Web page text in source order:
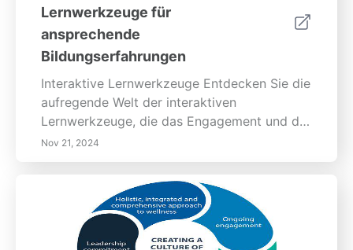
Lernwerkzeuge für
ansprechende
Bildungserfahrungen
Interaktive Lernwerkzeuge Entdecken Sie die
aufregende Welt der interaktiven
Lernwerkzeuge, die das Engagement und die
Motivation der Schüler steigern! Dieser
umfassende Leitfaden untersucht die
Definition, Bedeutung und verschiedene
Arten von interaktiven Lernwerkzeugen,
einschließlich digitaler Simulationen,
gamifiziertem Lernen und kollaborativen
Nov 21, 2024